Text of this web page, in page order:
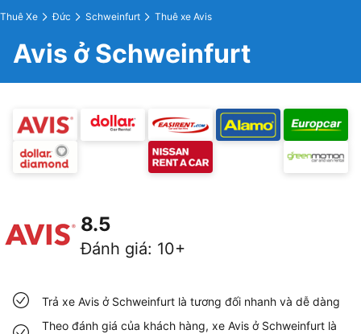
Thuê Xe Đức Schweinfurt Thuê xe Avis
Avis ở Schweinfurt
8.5
Đánh giá: 10+
Trả xe Avis ở Schweinfurt là tương đối nhanh và dễ dàng
Theo đánh giá của khách hàng, xe Avis ở Schweinfurt là